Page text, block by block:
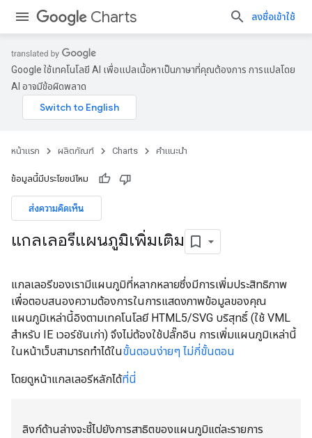
Charts ลงชื่อเข้าใช้
Google ใช้เทคโนโลยี AI เพื่อแปลเนื้อหาเป็นภาษาที่คุณต้องการ การแปลโดย
AI อาจมีข้อผิดพลาด
หน้าแรก ผลิตภัณฑ์ Charts คำแนะนำ
ข้อมูลนี้มีประโยชน์ไหม
ส่งความคิดเห็น
แกลเลอรีแผนภูมิเพิ่มเติม
แกลเลอรีของเรามีแผนภูมิที่หลากหลายซึ่งมีการเพิ่มประสิทธิภาพ
เพื่อตอบสนองความต้องการในการแสดงภาพข้อมูลของคุณ
แผนภูมิเหล่านี้อิงตามเทคโนโลยี HTML5/SVG บริสุทธิ์ (ใช้ VML
สําหรับ IE เวอร์ชันเก่า) จึงไม่ต้องใช้ปลั๊กอิน การเพิ่มแผนภูมิเหล่านี้
ในหน้าเว็บสามารถทําได้ในขั้นตอนง่ายๆ ไม่กี่ขั้นตอน
โดยดูหน้าแกลเลอรีหลักได้ที่นี่
ลิงก์ด้านล่างจะชี้ไปยังการสาธิตของแผนภูมิแต่ละรายการ